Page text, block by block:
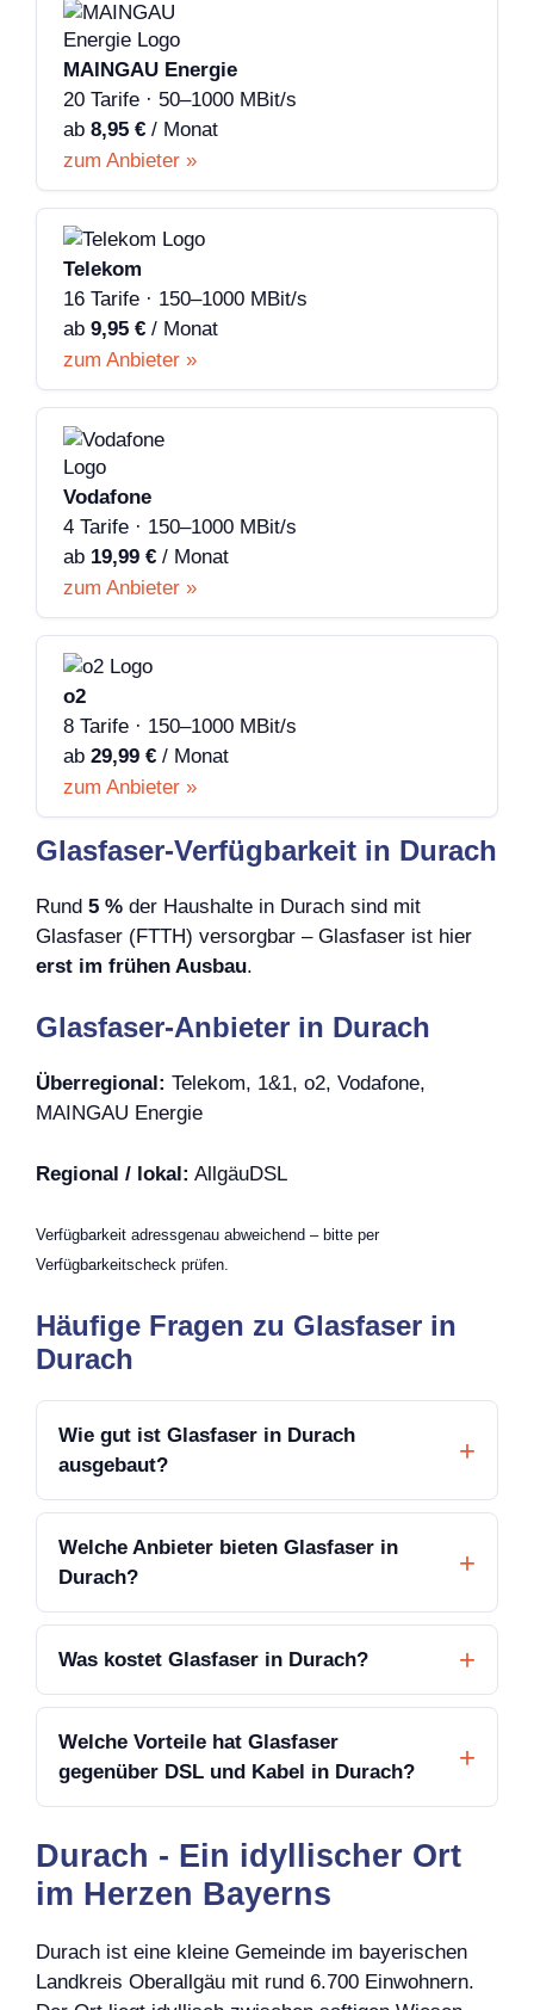
MAINGAU Energie
20 Tarife · 50–1000 MBit/s
ab 8,95 € / Monat
zum Anbieter »
Telekom
16 Tarife · 150–1000 MBit/s
ab 9,95 € / Monat
zum Anbieter »
Vodafone
4 Tarife · 150–1000 MBit/s
ab 19,99 € / Monat
zum Anbieter »
o2
8 Tarife · 150–1000 MBit/s
ab 29,99 € / Monat
zum Anbieter »
Glasfaser-Verfügbarkeit in Durach
Rund 5 % der Haushalte in Durach sind mit
Glasfaser (FTTH) versorgbar – Glasfaser ist hier
erst im frühen Ausbau.
Glasfaser-Anbieter in Durach
Überregional: Telekom, 1&1, o2, Vodafone,
MAINGAU Energie
Regional / lokal: AllgäuDSL
Verfügbarkeit adressgenau abweichend – bitte per
Verfügbarkeitscheck prüfen.
Häufige Fragen zu Glasfaser in
Durach
Wie gut ist Glasfaser in Durach
ausgebaut?
Welche Anbieter bieten Glasfaser in
Durach?
Was kostet Glasfaser in Durach?
Welche Vorteile hat Glasfaser
gegenüber DSL und Kabel in Durach?
Durach - Ein idyllischer Ort
im Herzen Bayerns
Durach ist eine kleine Gemeinde im bayerischen
Landkreis Oberallgäu mit rund 6.700 Einwohnern.